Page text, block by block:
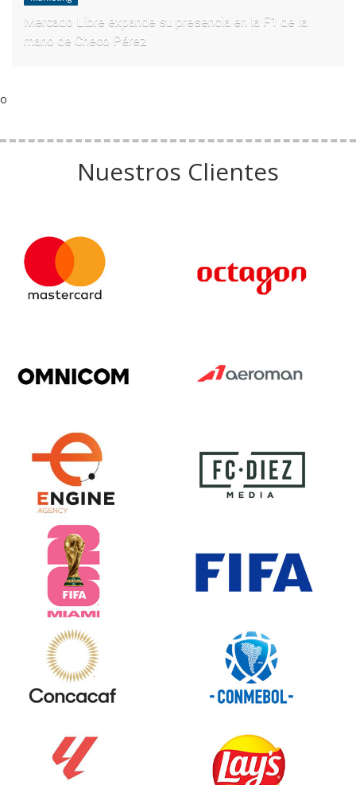
Mercado Libre expande su presencia en la F1 de la
mano de Checo Pérez
o
Nuestros Clientes